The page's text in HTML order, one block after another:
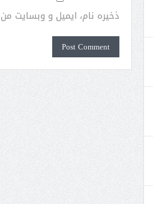
ذخیره نام، ایمیل و وبسایت